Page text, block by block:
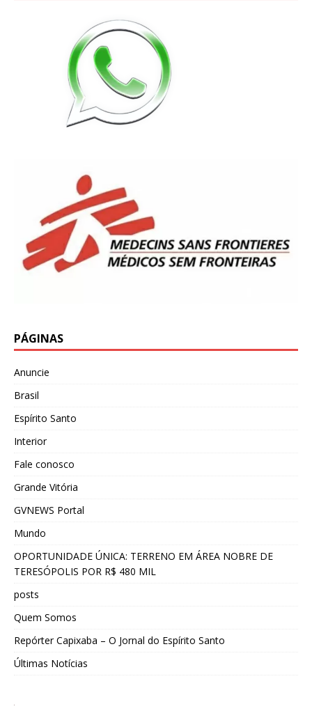
PÁGINAS
Anuncie
Brasil
Espírito Santo
Interior
Fale conosco
Grande Vitória
GVNEWS Portal
Mundo
OPORTUNIDADE ÚNICA: TERRENO EM ÁREA NOBRE DE
TERESÓPOLIS POR R$ 480 MIL
posts
Quem Somos
Repórter Capixaba – O Jornal do Espírito Santo
Últimas Notícias